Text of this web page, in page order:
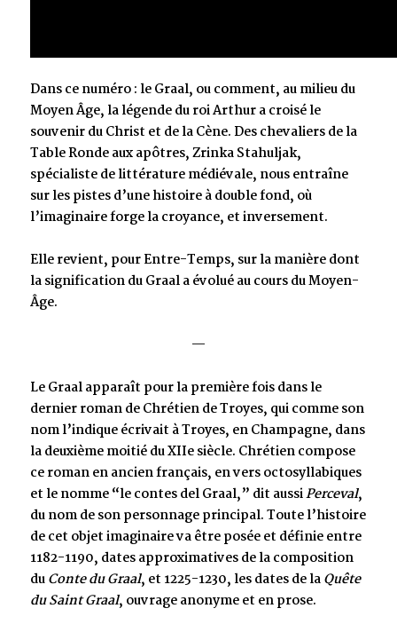
Dans ce numéro : le Graal, ou comment, au milieu du
Moyen Âge, la légende du roi Arthur a croisé le
souvenir du Christ et de la Cène. Des chevaliers de la
Table Ronde aux apôtres, Zrinka Stahuljak,
spécialiste de littérature médiévale, nous entraîne
sur les pistes d’une histoire à double fond, où
l’imaginaire forge la croyance, et inversement.
Elle revient, pour Entre-Temps, sur la manière dont
la signification du Graal a évolué au cours du Moyen-
Âge.
—
Le Graal apparaît pour la première fois dans le
dernier roman de Chrétien de Troyes, qui comme son
nom l’indique écrivait à Troyes, en Champagne, dans
la deuxième moitié du XIIe siècle. Chrétien compose
ce roman en ancien français, en vers octosyllabiques
et le nomme “le contes del Graal,” dit aussiPerceval,
du nom de son personnage principal. Toute l’histoire
de cet objet imaginaire va être posée et définie entre
1182-1190, dates approximatives de la composition
duConte du Graal, et 1225-1230, les dates de laQuête
du Saint Graal, ouvrage anonyme et en prose.